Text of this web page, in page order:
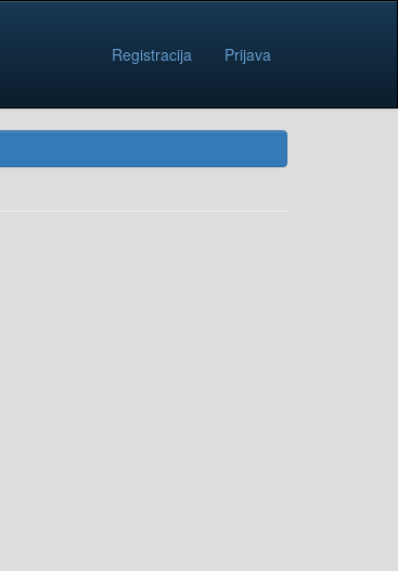
Registracija Prijava